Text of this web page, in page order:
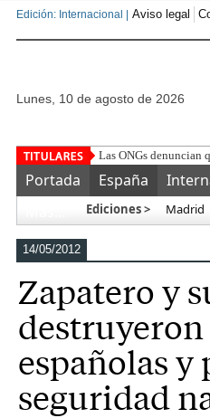
Edición: Internacional | Aviso legal
lunes, 10 de agosto de 2026
Las ONGs denuncian
Portada España
Ediciones > Madrid
14/05/2012
Zapatero y
destruyeron
españolas
seguridad